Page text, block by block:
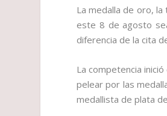
La medalla de oro,
este 8 de agosto
diferencia de la cita
La competencia
pelear por las
medallista de plata